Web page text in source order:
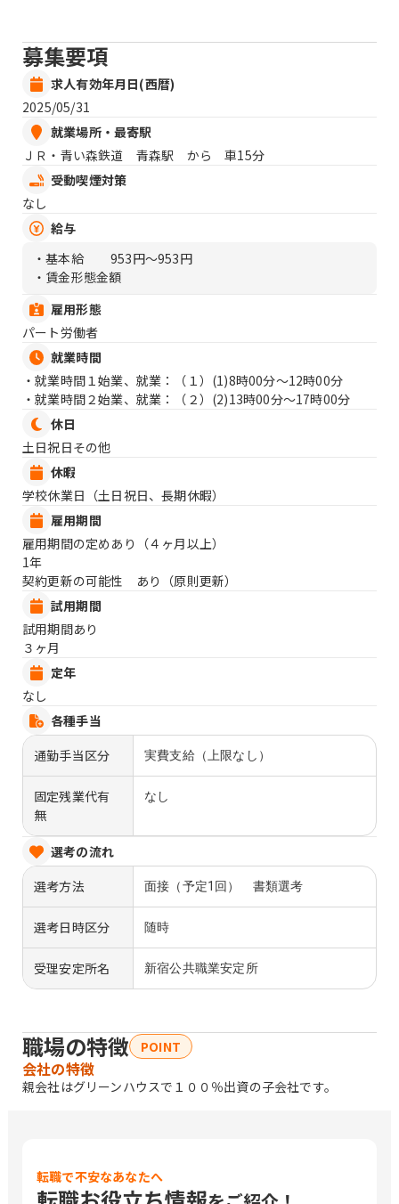
募集要項
求人有効年月日(西暦)
2025/05/31
就業場所・最寄駅
ＪＲ・青い森鉄道 青森駅 から 車15分
受動喫煙対策
なし
給与
・基本給
953円〜953円
・賃金形態金額
雇用形態
パート労働者
就業時間
・就業時間１始業、就業：（１） (1)8時00分〜12時00分
・就業時間２始業、就業：（２） (2)13時00分〜17時00分
休日
土日祝日その他
休暇
学校休業日（土日祝日、長期休暇）
雇用期間
雇用期間の定めあり（４ヶ月以上）
1年
契約更新の可能性 あり（原則更新）
試用期間
試用期間あり
３ヶ月
定年
なし
各種手当
通勤手当区分
実費支給（上限なし）
固定残業代有
無
なし
選考の流れ
選考方法
面接（予定1回） 書類選考
選考日時区分 随時
受理安定所名 新宿公共職業安定所
職場の特徴 POINT
会社の特徴
親会社はグリーンハウスで１００％出資の子会社です。
転職で不安なあなたへ